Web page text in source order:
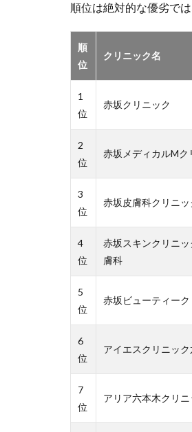
順位は絶対的な優劣で
順
位
クリニック名
1
位
赤坂クリニック
2
位
赤坂メディカルMク
3
位
赤坂皮膚科クリニッ
4
位
赤坂スキンクリニ
膚科
5
位
赤坂ビューティーク
6
位
アイエスクリニック
7
位
アリア六本木クリニ